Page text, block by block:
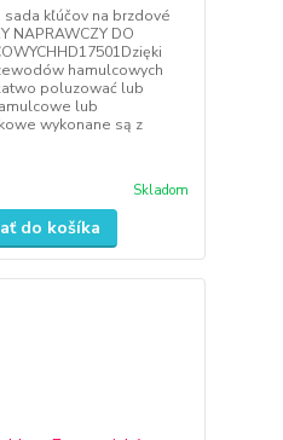
kľúčov na brzdové
NAPRAWCZY DO
hamulcowych
poluzować lub
lub
wykonane są z
Skladom
do košíka